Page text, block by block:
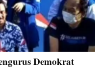
Demokrat